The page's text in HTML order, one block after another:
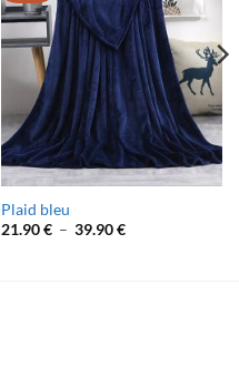
Plaid bleu
21.90€ – 39.90€Plage